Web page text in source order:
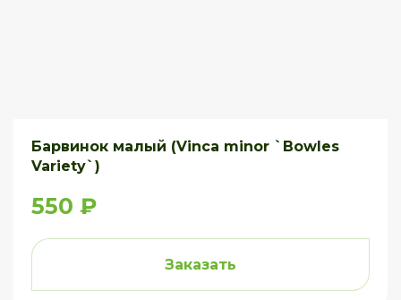
Барвинок малый (Vinca minor `Bowles
Variety`)
550 ₽
Заказать